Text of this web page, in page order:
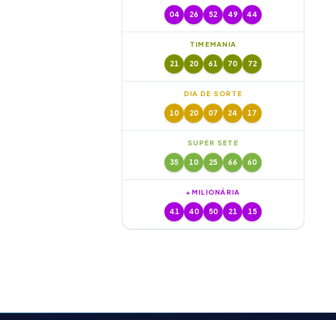
04 26 52 49 44
TIMEMANIA
21 20 61 70 72
DIA DE SORTE
10 20 07 24 17
SUPER SETE
35 10 25 66 60
+MILIONÁRIA
41 40 50 21 15